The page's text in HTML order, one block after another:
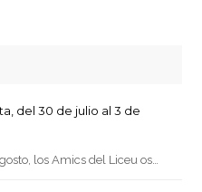
del 30 de julio al 3 de
los Amics del Liceu os…